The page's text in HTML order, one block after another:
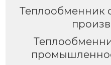
Теплообменник